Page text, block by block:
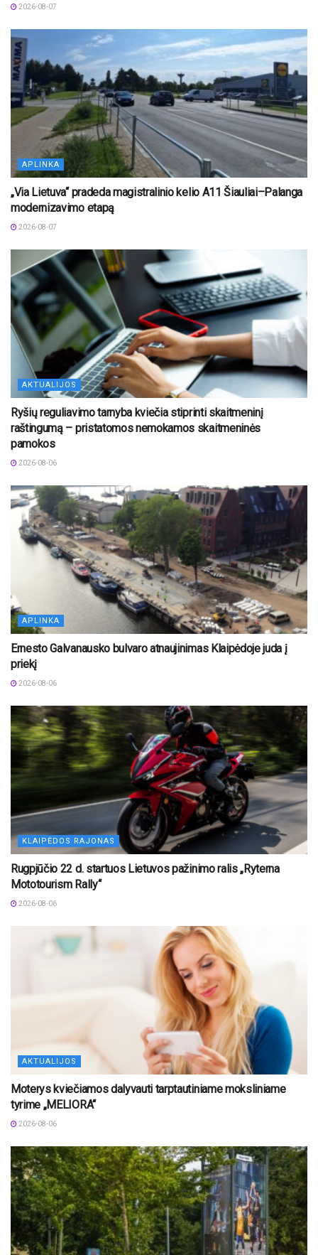
2026-08-07
APLINKA
„Via Lietuva“ pradeda magistralinio kelio A11 Šiauliai–Palanga
modernizavimo etapą
2026-08-07
AKTUALIJOS
Ryšių reguliavimo tarnyba kviečia stiprinti skaitmeninį
raštingumą – pristatomos nemokamos skaitmeninės
pamokos
2026-08-06
APLINKA
Ernesto Galvanausko bulvaro atnaujinimas Klaipėdoje juda į
priekį
2026-08-06
KLAIPĖDOS RAJONAS
Rugpjūčio 22 d. startuos Lietuvos pažinimo ralis „Ryterna
Mototourism Rally“
2026-08-06
AKTUALIJOS
Moterys kviečiamos dalyvauti tarptautiniame moksliniame
tyrime „MELIORA“
2026-08-06